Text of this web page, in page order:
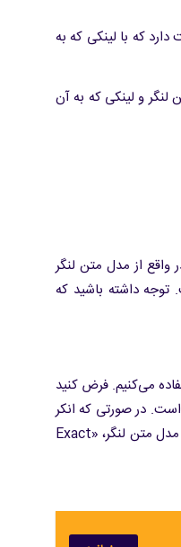
که با لینکی که به
و لینکی که به آن
از مدل متن لنگر
توجه داشته باشید که
می‌کنیم. فرض کنید
در صورتی که انکر
انتخاب کنیم و لینک را به آن متصل کنیم، این کار برای سئوی داخلی سایت ما خیلی مفید و سازنده است. به این مدل متن لنگر، «Exact